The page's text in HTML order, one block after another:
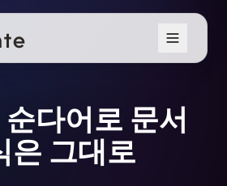
다어로 문서
은 그대로